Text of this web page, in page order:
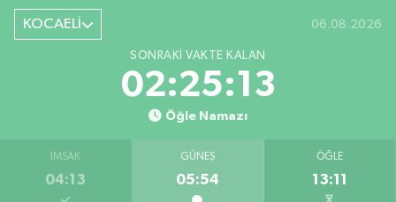
KOCAELİ 06.08.2026
SONRAKI VAKTE KALAN
02:25:13
Öğle Namazı
İMSAK
04:13
GÜNEŞ
05:54
ÖĞLE
13:11